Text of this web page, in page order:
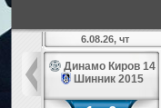
14
6.08.26, чт
Динамо Киров 14
Шинник 2015